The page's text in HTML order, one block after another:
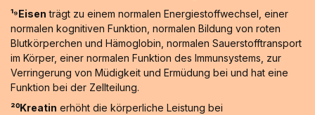
¹⁹Eisen trägt zu einem normalen Energiestoffwechsel, einer
normalen kognitiven Funktion, normalen Bildung von roten
Blutkörperchen und Hämoglobin, normalen Sauerstofftransport
im Körper, einer normalen Funktion des Immunsystems, zur
Verringerung von Müdigkeit und Ermüdung bei und hat eine
Funktion bei der Zellteilung.
²⁰Kreatin erhöht die körperliche Leistung bei